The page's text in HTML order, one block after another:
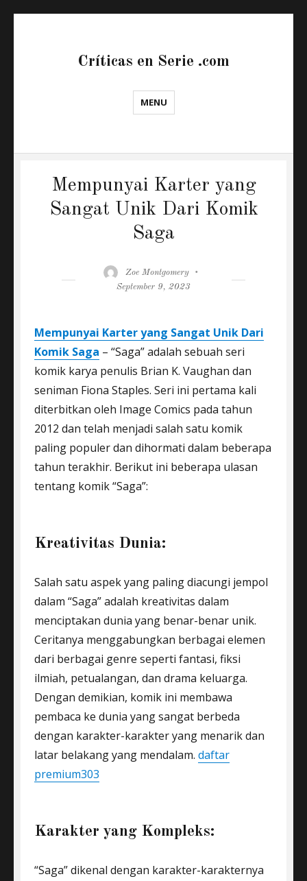
Críticas en Serie .com
MENU
Mempunyai Karter yang
Sangat Unik Dari Komik
Saga
Author
Zoe Montgomery
September 9, 2023
Mempunyai Karter yang Sangat Unik Dari
Komik Saga – “Saga” adalah sebuah seri
komik karya penulis Brian K. Vaughan dan
seniman Fiona Staples. Seri ini pertama kali
diterbitkan oleh Image Comics pada tahun
2012 dan telah menjadi salah satu komik
paling populer dan dihormati dalam beberapa
tahun terakhir. Berikut ini beberapa ulasan
tentang komik “Saga”:
Kreativitas Dunia:
Salah satu aspek yang paling diacungi jempol
dalam “Saga” adalah kreativitas dalam
menciptakan dunia yang benar-benar unik.
Ceritanya menggabungkan berbagai elemen
dari berbagai genre seperti fantasi, fiksi
ilmiah, petualangan, dan drama keluarga.
Dengan demikian, komik ini membawa
pembaca ke dunia yang sangat berbeda
dengan karakter-karakter yang menarik dan
latar belakang yang mendalam. daftar
premium303
Karakter yang Kompleks:
“Saga” dikenal dengan karakter-karakternya